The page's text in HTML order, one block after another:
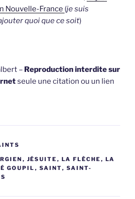
Nouvelle-France (je suis
quoi que ce soit)
– Reproduction interdite sur
seule une citation ou un lien
, JÉSUITE , LA FLÈCHE , LA
GOUPIL , SAINT, SAINT-